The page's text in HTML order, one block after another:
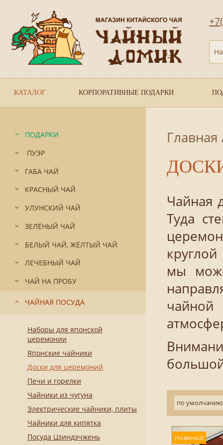
КАТАЛОГ КОРПОРАТИВНЫЕ ПОДАРКИ
ПОДАРКИ
ПУЭР
ГАБА ЧАЙ
КРАСНЫЙ ЧАЙ
УЛУНСКИЙ ЧАЙ
ЗЕЛЁНЫЙ ЧАЙ
БЕЛЫЙ ЧАЙ, ЖЁЛТЫЙ ЧАЙ
ЛЕЧЕБНЫЙ ЧАЙ
ЧАЙ НА ПРОБУ
ЧАЙНАЯ ПОСУДА
Наборы для японской
церемонии
Японские чайники
Доски для церемоний
Печи и горелки
Чайники из чугуна
Электрические чайники, плиты
Чайники для кипятка
Посуда Цзиндэчжень
Главная
Чайная
Туда
мы
чайной
по умолчанию
Новинка!